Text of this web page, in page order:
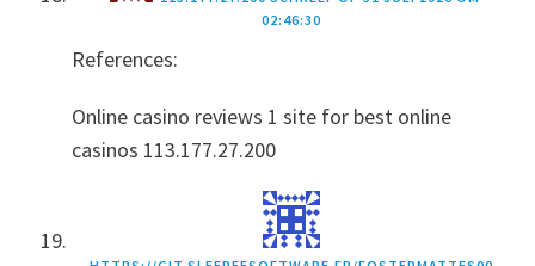
02:46:30
References:
Online casino reviews 1 site for best online
casinos 113.177.27.200